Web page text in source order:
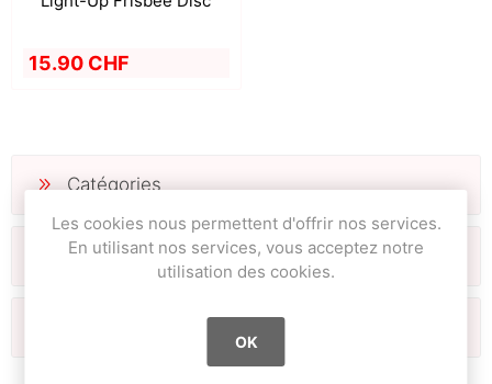
15.90 CHF
Catégories
Fabricants
Les cookies nous permettent d'offrir nos services.
En utilisant nos services, vous acceptez notre
utilisation des cookies.
OK